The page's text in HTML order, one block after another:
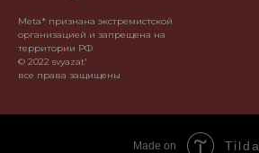
Meta* признана экстремистской
организацией и запрещена на
территории РФ
© 2022 svyazat'
все права защищены
Made on Tilda